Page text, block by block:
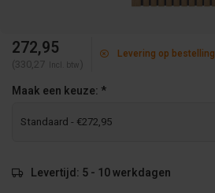
272,95
(330,27 Incl. btw )
Levering op bestelling
Maak een keuze: *
Levertijd: 5 - 10 werkdagen